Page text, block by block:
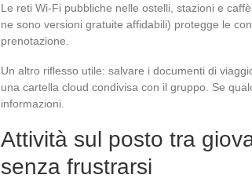
Le reti Wi-Fi pubbliche nelle ostelli, stazioni e
ne sono versioni gratuite affidabili) protegge le
prenotazione.
Un altro riflesso utile: salvare i documenti di
una cartella cloud condivisa con il gruppo. Se
informazioni.
Attività sul posto tra
senza frustrarsi